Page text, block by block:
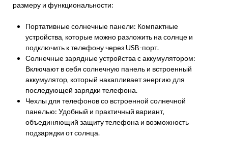
размеру и функциональности:
Портативные солнечные панели: Компактные
устройства‚ которые можно разложить на солнце и
подключить к телефону через USB-порт.
Солнечные зарядные устройства с аккумулятором:
Включают в себя солнечную панель и встроенный
аккумулятор‚ который накапливает энергию для
последующей зарядки телефона.
Чехлы для телефонов со встроенной солнечной
панелью: Удобный и практичный вариант‚
объединяющий защиту телефона и возможность
подзарядки от солнца.